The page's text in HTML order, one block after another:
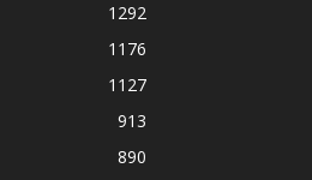
1292
1176
1127
913
890